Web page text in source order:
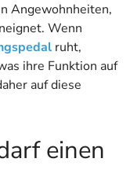
Angewohnheiten,
Wenn
ruht,
ihre Funktion auf
auf diese
einen